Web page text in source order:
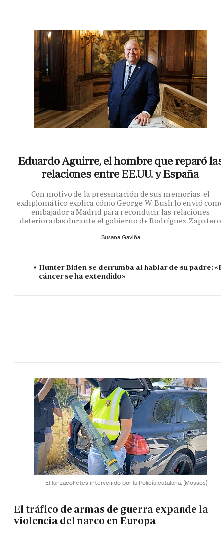
Eduardo Aguirre, el hombre que reparó
relaciones entre EE.UU. y España
Con motivo de la presentación de sus memorias, el
exdiplomático explica cómo George W. Bush lo envió
embajador a Madrid para reconducir las relaciones
deterioradas durante el gobierno de Rodríguez Zapatero
Susana Gaviña
Hunter Biden se derrumba al hablar de su padre:
cáncer se ha extendido»
El lanzacohetes intervenido por la Policía catalana. (Mossos)
El tráfico de armas de guerra expande la
violencia del narco en Europa